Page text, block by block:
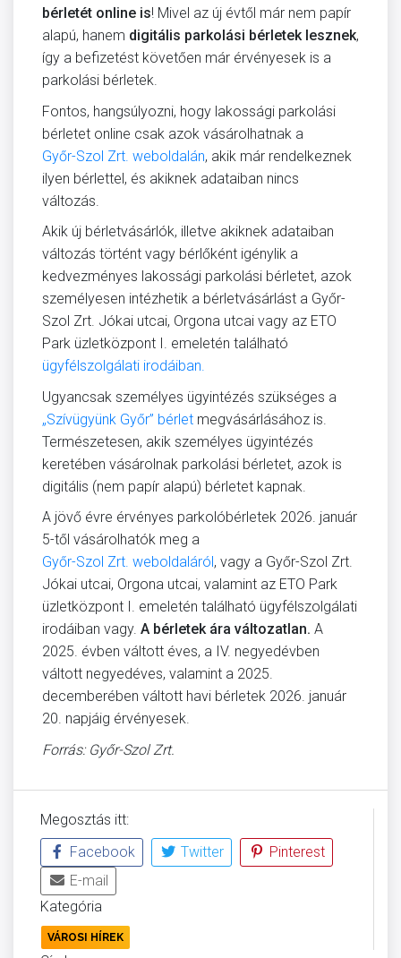
bérletét online is! Mivel az új évtől már nem papír
alapú, hanem digitális parkolási bérletek lesznek,
így a befizetést követően már érvényesek is a
parkolási bérletek.
Fontos, hangsúlyozni, hogy lakossági parkolási
bérletet online csak azok vásárolhatnak a
Győr-Szol Zrt. weboldalán, akik már rendelkeznek
ilyen bérlettel, és akiknek adataiban nincs
változás.
Akik új bérletvásárlók, illetve akiknek adataiban
változás történt vagy bérlőként igénylik a
kedvezményes lakossági parkolási bérletet, azok
személyesen intézhetik a bérletvásárlást a Győr-
Szol Zrt. Jókai utcai, Orgona utcai vagy az ETO
Park üzletközpont I. emeletén található
ügyfélszolgálati irodáiban.
Ugyancsak személyes ügyintézés szükséges a
„Szívügyünk Győr” bérlet megvásárlásához is.
Természetesen, akik személyes ügyintézés
keretében vásárolnak parkolási bérletet, azok is
digitális (nem papír alapú) bérletet kapnak.
A jövő évre érvényes parkolóbérletek 2026. január
5-től vásárolhatók meg a
Győr-Szol Zrt. weboldaláról , vagy a Győr-Szol Zrt.
Jókai utcai, Orgona utcai, valamint az ETO Park
üzletközpont I. emeletén található ügyfélszolgálati
irodáiban vagy. A bérletek ára változatlan. A
2025. évben váltott éves, a IV. negyedévben
váltott negyedéves, valamint a 2025.
decemberében váltott havi bérletek 2026. január
20. napjáig érvényesek.
Forrás: Győr-Szol Zrt.
Megosztás itt:
Facebook
Twitter
Pinterest
E-mail
Kategória
VÁROSI HÍREK